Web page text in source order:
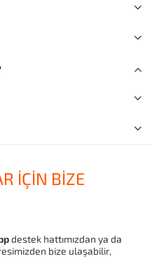
İÇİN BİZE
destek hattımızdan ya da
bize ulaşabilir,